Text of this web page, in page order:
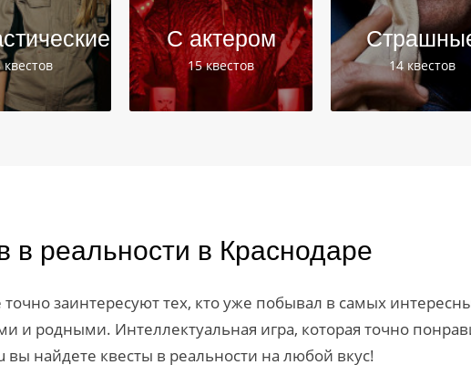
квестов
С актером
15 квестов 14 квестов
в реальности в Краснодаре
заинтересуют тех, кто уже побывал в самых
и родными. Интеллектуальная игра, которая точно
найдете квесты в реальности на любой вкус!